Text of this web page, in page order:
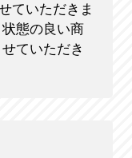
ていただきま
態の良い商
ていただき